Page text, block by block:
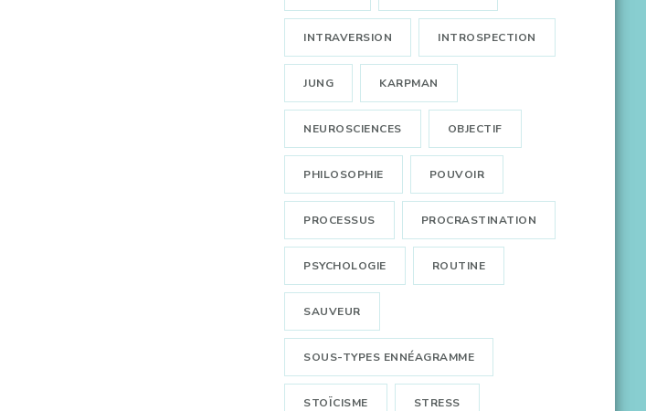
INTRAVERSION INTROSPECTION
JUNG KARPMAN
NEUROSCIENCES OBJECTIF
PHILOSOPHIE POUVOIR
PROCESSUS PROCRASTINATION
PSYCHOLOGIE ROUTINE
SAUVEUR
SOUS-TYPES ENNÉAGRAMME
STOÏCISME STRESS